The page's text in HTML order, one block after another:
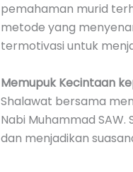
pemahaman murid
metode yang
termotivasi untuk
Memupuk Kecintaan
Shalawat bersama
Nabi Muhammad
dan menjadikan